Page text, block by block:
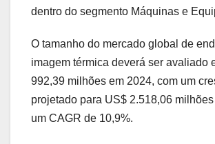
dentro do segmento Máquinas e
O tamanho do mercado global de
imagem térmica deverá ser avaliado
992,39 milhões em 2024, com um
projetado para US$ 2.518,06
um CAGR de 10,9%.